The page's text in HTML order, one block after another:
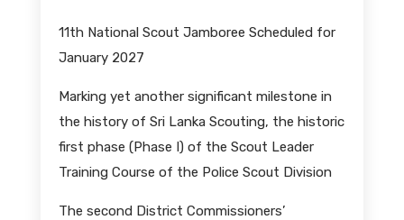
11th National Scout Jamboree Scheduled for
January 2027
Marking yet another significant milestone in
the history of Sri Lanka Scouting, the historic
first phase (Phase I) of the Scout Leader
Training Course of the Police Scout Division
The second District Commissioners’